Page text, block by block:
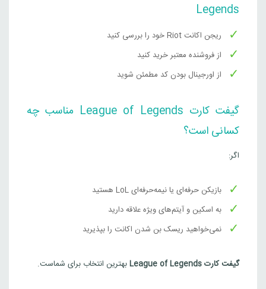
Legends
ریجن اکانت Riot خود را بررسی کنید
از فروشنده معتبر خرید کنید
از اورجینال بودن کد مطمئن شوید
گیفت کارت League of Legends مناسب چه
کسانی است؟
اگر:
بازیکن حرفه‌ای یا نیمه‌حرفه‌ای LoL هستید
به اسکین و آیتم‌های ویژه علاقه دارید
نمی‌خواهید ریسک بن شدن اکانت را بپذیرید
گیفت کارت League of Legends بهترین انتخاب برای شماست.